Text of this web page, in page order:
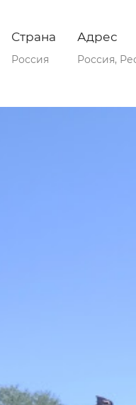
Страна
Россия
Адрес
Россия,